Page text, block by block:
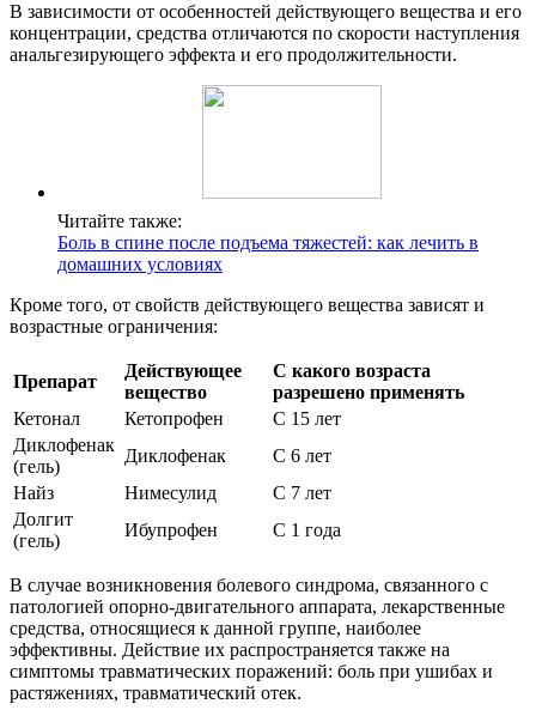
В зависимости от особенностей действующего вещества и его
концентрации, средства отличаются по скорости наступления
анальгезирующего эффекта и его продолжительности.
Читайте также:
Боль в спине после подъема тяжестей: как лечить в
домашних условиях
Кроме того, от свойств действующего вещества зависят и
возрастные ограничения:
Препарат
Действующее
вещество
С какого возраста
разрешено применять
Кетонал
Кетопрофен
С 15 лет
Диклофенак
(гель)
Диклофенак
С 6 лет
Найз
Нимесулид
С 7 лет
Долгит
(гель)
Ибупрофен С 1 года
В случае возникновения болевого синдрома, связанного с
патологией опорно-двигательного аппарата, лекарственные
средства, относящиеся к данной группе, наиболее
эффективны. Действие их распространяется также на
симптомы травматических поражений: боль при ушибах и
растяжениях, травматический отек.